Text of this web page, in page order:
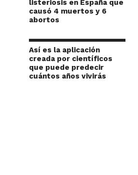
listeriosis en España que
causó 4 muertos y 6
abortos
Así es la aplicación
creada por científicos
que puede predecir
cuántos años vivirás